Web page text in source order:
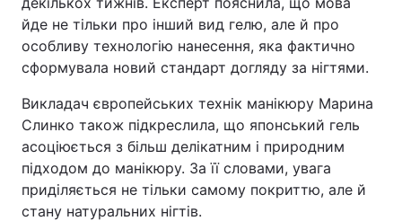
йде не тільки про інший вид гелю, але й про
особливу технологію нанесення, яка фактично
сформувала новий стандарт догляду за нігтями.
Викладач європейських технік манікюру Марина
Слинко також підкреслила, що японський гель
асоціюється з більш делікатним і природним
підходом до манікюру. За її словами, увага
приділяється не тільки самому покриттю, але й
стану натуральних нігтів.